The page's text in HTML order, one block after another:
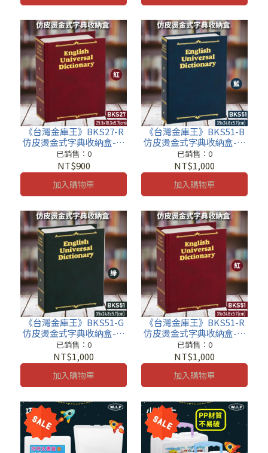
《台灣金庫王》BKS27-R
仿皮燙金式字典收納盒-紅
保密櫃
已銷售：0
NT$900
加入購物車
《台灣金庫王》BKS51-B
仿皮燙金式字典收納盒-藍
保密櫃
已銷售：0
NT$1,000
加入購物車
《台灣金庫王》BKS51-G
仿皮燙金式字典收納盒-綠
保密櫃
已銷售：0
NT$1,000
加入購物車
《台灣金庫王》BKS51-R
仿皮燙金式字典收納盒-紅
保密櫃
已銷售：0
NT$1,000
加入購物車